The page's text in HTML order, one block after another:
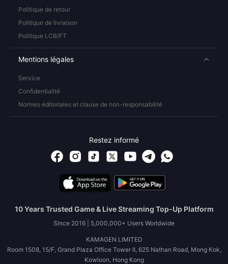
Politique de retour
Politique de livraison
Politique LCB/FT
Mentions légales
Service
Confidentialité
Normes éditoriales et clause de non-responsabilité
Restez informé
10 Years Trusted Game & Live Streaming Top-Up Platform
Since 2016 | 5,000,000+ Users Worldwide
KAMAGEN LIMITED
Room 1508, 15/F, Grand Plaza Office Tower II, 625 Nathan Road, Mong Kok,
Kowloon, Hong Kong